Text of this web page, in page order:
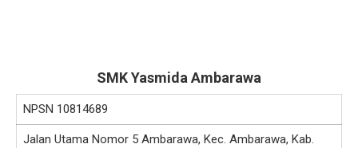
SMK Yasmida Ambarawa
NPSN 10814689
Jalan Utama Nomor 5 Ambarawa, Kec. Ambarawa, Kab.